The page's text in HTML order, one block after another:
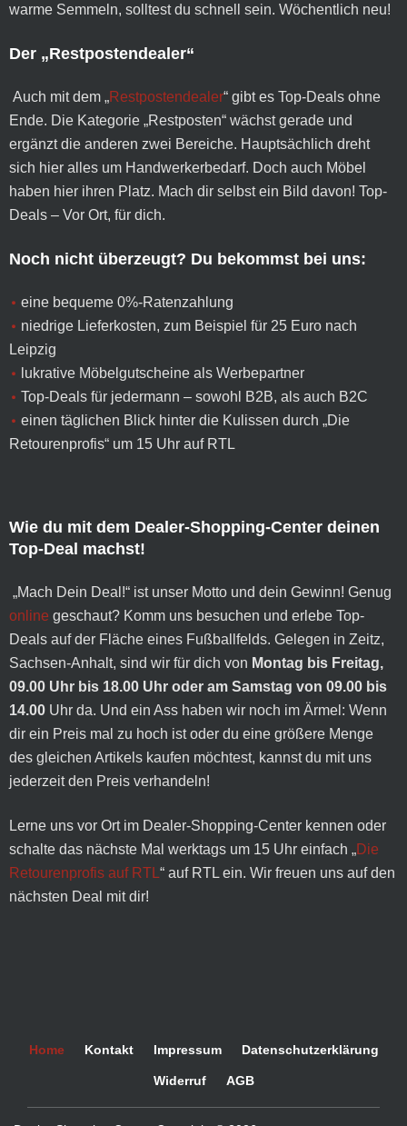
warme Semmeln, solltest du schnell sein. Wöchentlich neu!
Der „Restpostendealer“
Auch mit dem „Restpostendealer“ gibt es Top-Deals ohne
Ende. Die Kategorie „Restposten“ wächst gerade und
ergänzt die anderen zwei Bereiche. Hauptsächlich dreht
sich hier alles um Handwerkerbedarf. Doch auch Möbel
haben hier ihren Platz. Mach dir selbst ein Bild davon! Top-
Deals – Vor Ort, für dich.
Noch nicht überzeugt? Du bekommst bei uns:
eine bequeme 0%-Ratenzahlung
niedrige Lieferkosten, zum Beispiel für 25 Euro nach
Leipzig
lukrative Möbelgutscheine als Werbepartner
Top-Deals für jedermann – sowohl B2B, als auch B2C
einen täglichen Blick hinter die Kulissen durch „Die
Retourenprofis“ um 15 Uhr auf RTL
Wie du mit dem Dealer-Shopping-Center deinen
Top-Deal machst!
„Mach Dein Deal!“ ist unser Motto und dein Gewinn! Genug
online geschaut? Komm uns besuchen und erlebe Top-
Deals auf der Fläche eines Fußballfelds. Gelegen in Zeitz,
Sachsen-Anhalt, sind wir für dich von Montag bis Freitag,
09.00 Uhr bis 18.00 Uhr oder am Samstag von 09.00 bis
14.00 Uhr da. Und ein Ass haben wir noch im Ärmel: Wenn
dir ein Preis mal zu hoch ist oder du eine größere Menge
des gleichen Artikels kaufen möchtest, kannst du mit uns
jederzeit den Preis verhandeln!
Lerne uns vor Ort im Dealer-Shopping-Center kennen oder
schalte das nächste Mal werktags um 15 Uhr einfach „Die
Retourenprofis auf RTL“ auf RTL ein. Wir freuen uns auf den
nächsten Deal mit dir!
Home Kontakt Impressum Datenschutzerklärung
Widerruf AGB